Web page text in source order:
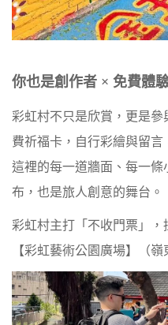
你也是創作者 × 免費體
彩虹村不只是欣賞，更是
費祈福卡，自行彩繪與留言
這裡的每一道牆面、每一
布，也是旅人創意的舞台。
彩虹村主打「不收門票」，
【彩虹藝術公園廣場】（